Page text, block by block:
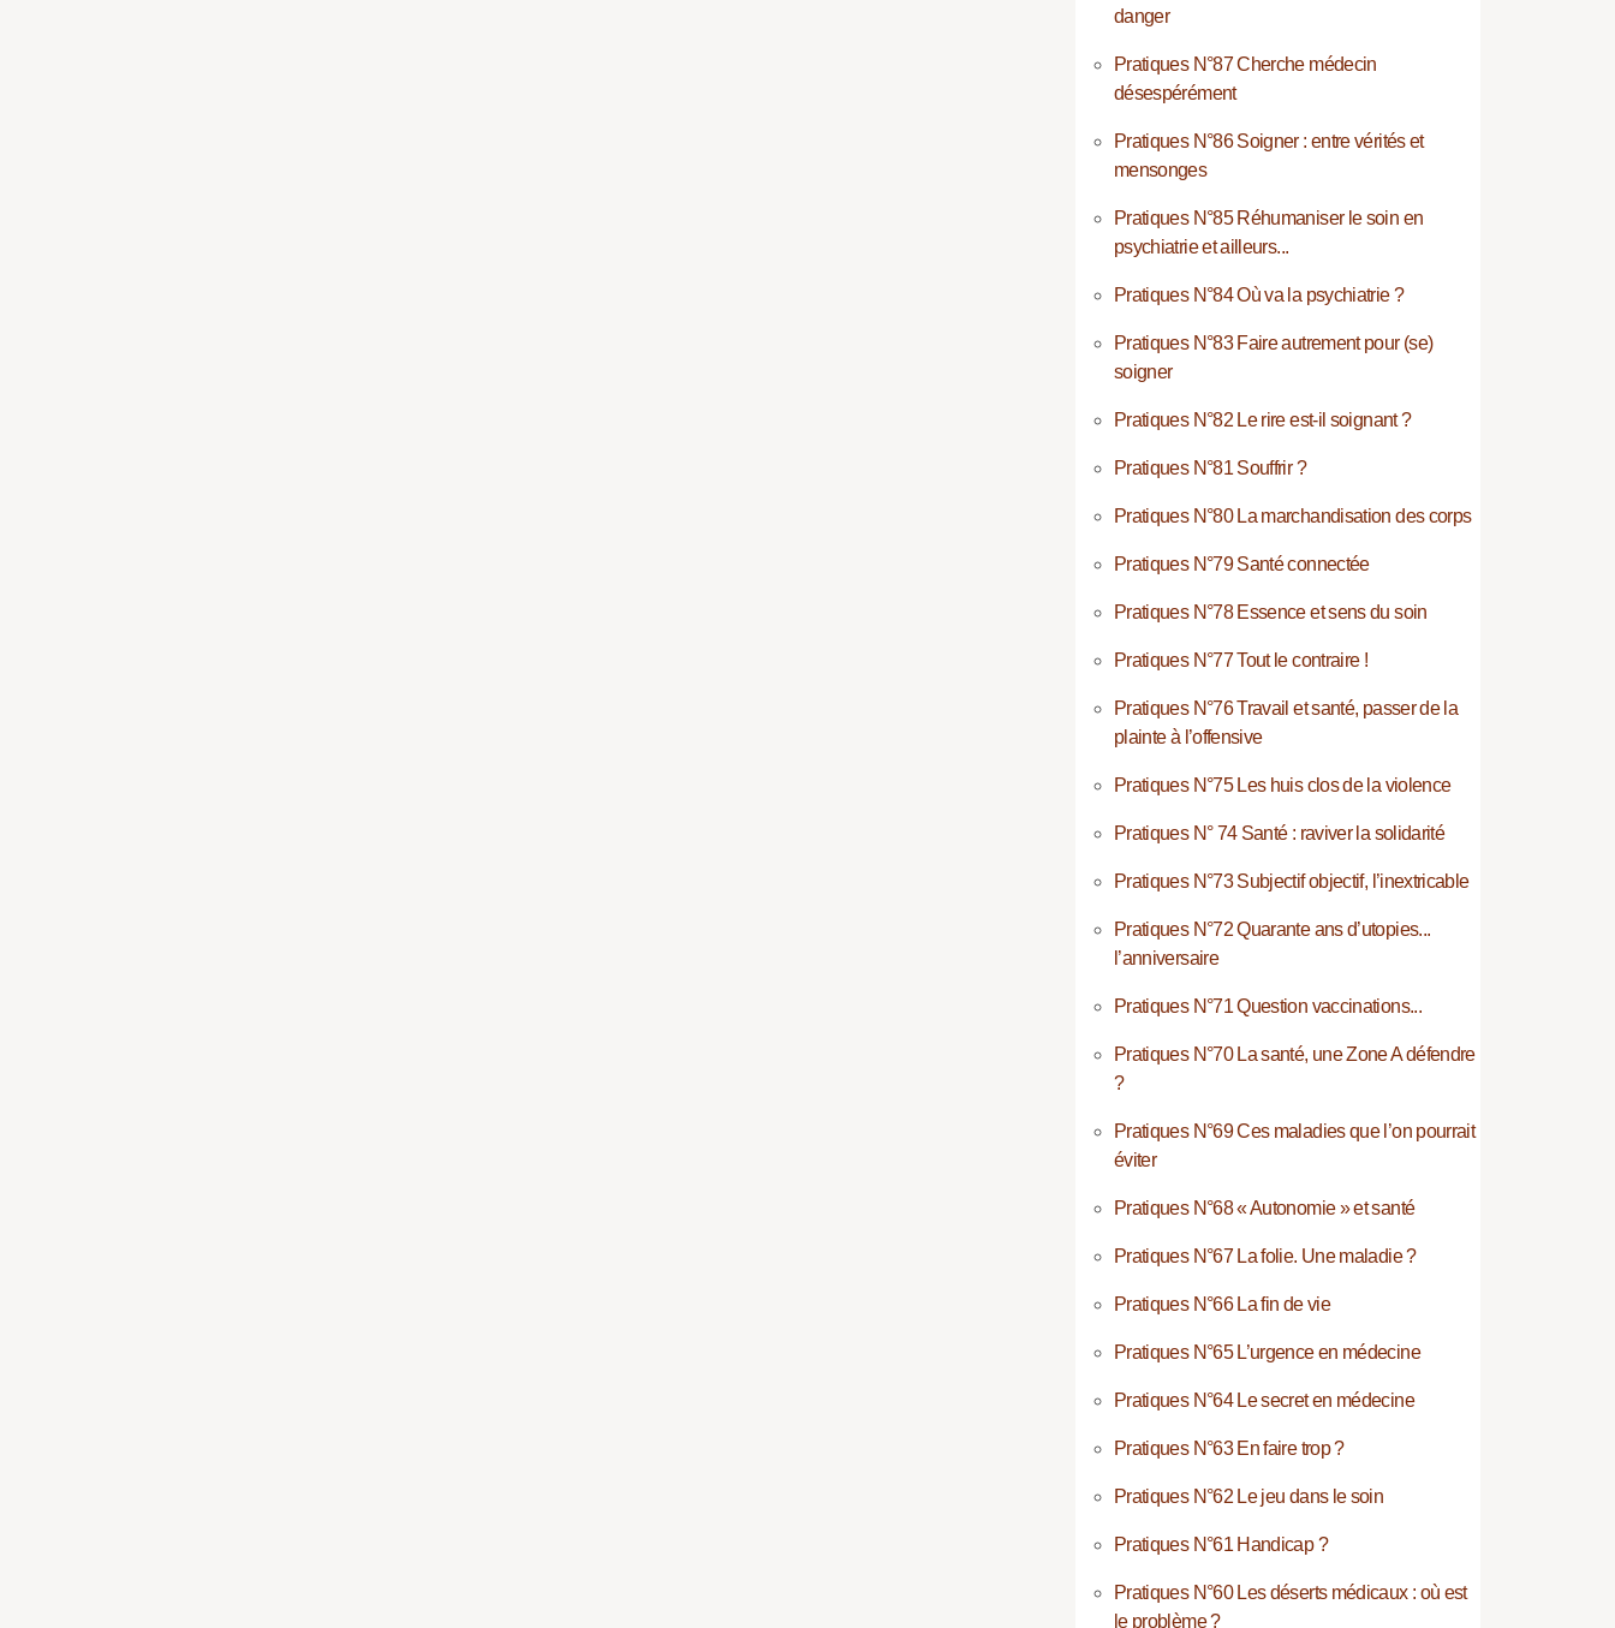
danger
Pratiques N°87 Cherche médecin
désespérément
Pratiques N°86 Soigner : entre vérités et
mensonges
Pratiques N°85 Réhumaniser le soin en
psychiatrie et ailleurs...
Pratiques N°84 Où va la psychiatrie ?
Pratiques N°83 Faire autrement pour (se)
soigner
Pratiques N°82 Le rire est-il soignant ?
Pratiques N°81 Souffrir ?
Pratiques N°80 La marchandisation des corps
Pratiques N°79 Santé connectée
Pratiques N°78 Essence et sens du soin
Pratiques N°77 Tout le contraire !
Pratiques N°76 Travail et santé, passer de la
plainte à l’offensive
Pratiques N°75 Les huis clos de la violence
Pratiques N° 74 Santé : raviver la solidarité
Pratiques N°73 Subjectif objectif, l’inextricable
Pratiques N°72 Quarante ans d’utopies...
l’anniversaire
Pratiques N°71 Question vaccinations...
Pratiques N°70 La santé, une Zone A défendre
?
Pratiques N°69 Ces maladies que l’on pourrait
éviter
Pratiques N°68 « Autonomie » et santé
Pratiques N°67 La folie. Une maladie ?
Pratiques N°66 La fin de vie
Pratiques N°65 L’urgence en médecine
Pratiques N°64 Le secret en médecine
Pratiques N°63 En faire trop ?
Pratiques N°62 Le jeu dans le soin
Pratiques N°61 Handicap ?
Pratiques N°60 Les déserts médicaux : où est
le problème ?